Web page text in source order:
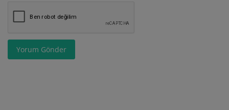
Yorum Gönder